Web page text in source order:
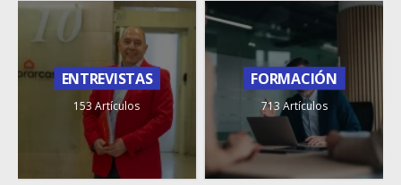
ENTREVISTAS
153 Artículos
FORMACIÓN
713 Artículos